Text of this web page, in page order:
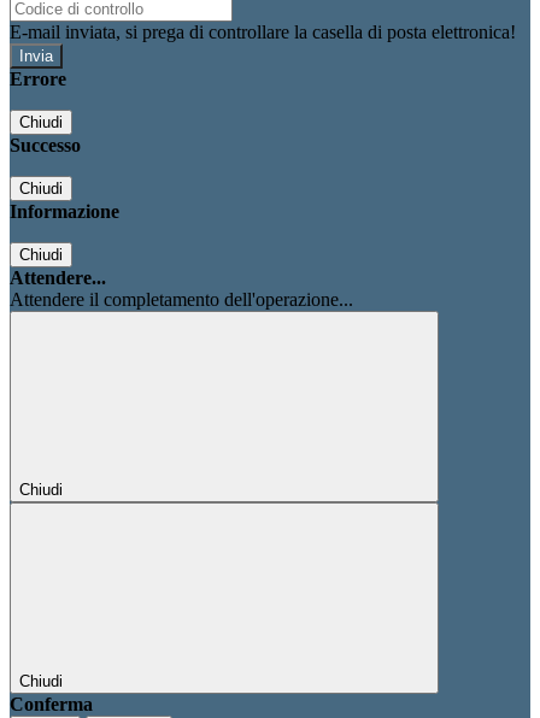
E-mail inviata, si prega di controllare la casella di posta elettronica!
Errore
Chiudi
Successo
Chiudi
Informazione
Chiudi
Attendere...
Attendere il completamento dell'operazione...
Chiudi
Chiudi
Conferma